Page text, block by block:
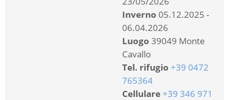
Inverno 05.12.2025 -
06.04.2026
Luogo 39049 Monte
Cavallo
Tel. rifugio +39 0472
765364
Cellulare +39 346 971